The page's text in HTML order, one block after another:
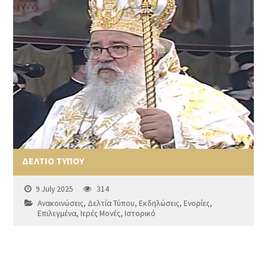
ΔΕΛΤΙΟ ΤΥΠΟΥ
9 July 2025
314
Ανακοινώσεις, Δελτία Τύπου,Εκδηλώσεις,Ενορίες,
Επιλεγμένα,Ιερές Μονές,Ιστορικό